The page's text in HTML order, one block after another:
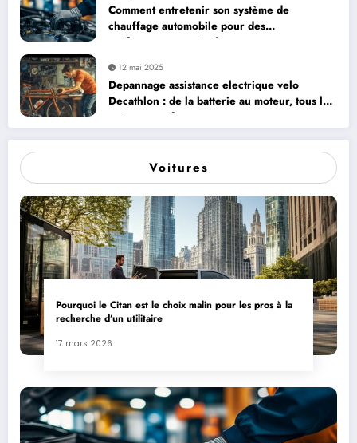
Comment entretenir son système de
chauffage automobile pour des
performances optimales
12 mai 2025
Depannage assistance electrique velo
Decathlon : de la batterie au moteur, tous les
points a verifier
Voitures
Pourquoi le Citan est le choix malin pour les pros à la
recherche d’un utilitaire
17 mars 2026